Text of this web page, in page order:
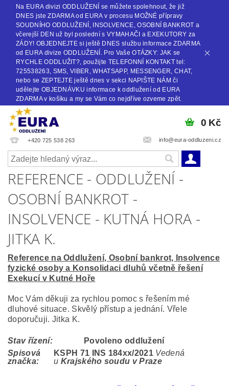
Na EURA divizi ODDLUŽENÍ se můžete spolehnout, že již
DNES jste ZDARMA od EURA v procesu MOŽNÉ přípravy
SOUDNÍHO ODDLUŽENÍ, INSOLVENCE, OSOBNÍ BANKROT a
včerejší DEN už byl poslední s VYMAHAČI a EXEKUTORY za
ZÁDY! OBJEDNEJTE si ještě DNES službu informace ZDARMA
od EURA divize ODDLUŽENÍ. Pro Vaše OTÁZKY: JAK se
RYCHLE ODDLUŽIT?, použijte TELEFONNÍ KONTAKT tel:
725538263, SMS, VIBER, WHATSAPP, MESSENGER, CHAT,
nebo se ZEPTEJTE ještě dnes v sekci NAPIŠTE NÁM či
udělejte OBJEDNÁVKU informace k oddlužení od EURA
ZDARMA v košíku a my se Vám co nejdříve ozveme zpět.
+420 725 538 263 info@eura-oddluzeni.cz
0 Kč
REFERENCE - ODDLUŽENÍ -
OSOBNÍ BANKROT -
INSOLVENCE - KUTNÁ HORA -
JITKA K.
Reference na Oddlužení, Osobní bankrot, Insolvence
fyzické osoby a Konsolidaci dluhů včetně řešení
Exekucí v Kutné Hoře
Moc Vám děkuji za rychlou pomoc s řešením mé
dluhové situace. Skvělý přístup a jednání. Vřele
doporučuji. Jitka K.
Stav řízení:
Povoleno oddlužení
Spisová
značka:
KSPH 71 INS 184xx/2021 Vedená
u Krajského soudu v Praze